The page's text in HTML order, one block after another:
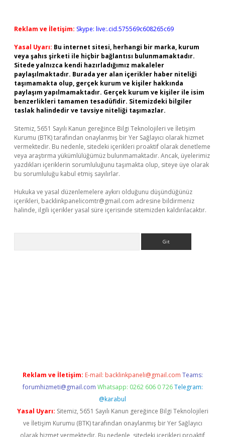
Reklam ve İletişim: Skype: live:.cid.575569c608265c69
Yasal Uyarı: Bu internet sitesi, herhangi bir marka, kurum
veya şahıs şirketi ile hiçbir bağlantısı bulunmamaktadır.
Sitede yalnızca kendi hazırladığımız makaleler
paylaşılmaktadır. Burada yer alan içerikler haber niteliği
taşımamakta olup, gerçek kurum ve kişiler hakkında
paylaşım yapılmamaktadır. Gerçek kurum ve kişiler ile isim
benzerlikleri tamamen tesadüfidir. Sitemizdeki bilgiler
taslak halindedir ve tavsiye niteliği taşımazlar.
Sitemiz, 5651 Sayılı Kanun gereğince Bilgi Teknolojileri ve İletişim
Kurumu (BTK) tarafından onaylanmış bir Yer Sağlayıcı olarak hizmet
vermektedir. Bu nedenle, sitedeki içerikleri proaktif olarak denetleme
veya araştırma yükümlülüğümüz bulunmamaktadır. Ancak, üyelerimiz
yazdıkları içeriklerin sorumluluğunu taşımakta olup, siteye üye olarak
bu sorumluluğu kabul etmiş sayılırlar.
Hukuka ve yasal düzenlemelere aykırı olduğunu düşündüğünüz
içerikleri, backlinkpanelicomtr@gmail.com adresine bildirmeniz
halinde, ilgili içerikler yasal süre içerisinde sitemizden kaldırılacaktır.
Reklam ve İletişim: E-mail: backlinkpaneli@gmail.com Teams:
forumhizmeti@gmail.com Whatsapp: 0262 606 0 726 Telegram:
@karabul
Yasal Uyarı: Sitemiz, 5651 Sayılı Kanun gereğince Bilgi Teknolojileri
ve İletişim Kurumu (BTK) tarafından onaylanmış bir Yer Sağlayıcı
olarak hizmet vermektedir. Bu nedenle, sitedeki içerikleri proaktif